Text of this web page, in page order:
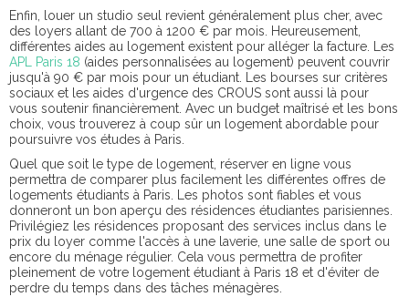
Enfin, louer un studio seul revient généralement plus cher, avec
des loyers allant de 700 à 1200 € par mois. Heureusement,
différentes aides au logement existent pour alléger la facture. Les
APL Paris 18 (aides personnalisées au logement) peuvent couvrir
jusqu'à 90 € par mois pour un étudiant. Les bourses sur critères
sociaux et les aides d'urgence des CROUS sont aussi là pour
vous soutenir financièrement. Avec un budget maîtrisé et les bons
choix, vous trouverez à coup sûr un logement abordable pour
poursuivre vos études à Paris.
Quel que soit le type de logement, réserver en ligne vous
permettra de comparer plus facilement les différentes offres de
logements étudiants à Paris. Les photos sont fiables et vous
donneront un bon aperçu des résidences étudiantes parisiennes.
Privilégiez les résidences proposant des services inclus dans le
prix du loyer comme l'accès à une laverie, une salle de sport ou
encore du ménage régulier. Cela vous permettra de profiter
pleinement de votre logement étudiant à Paris 18 et d'éviter de
perdre du temps dans des tâches ménagères.